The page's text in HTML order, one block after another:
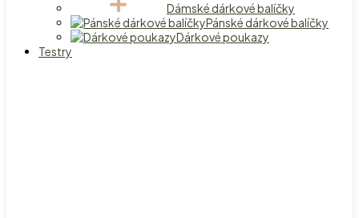
Dámské dárkové balíčky
Pánské dárkové balíčky
Dárkové poukazy
Testry